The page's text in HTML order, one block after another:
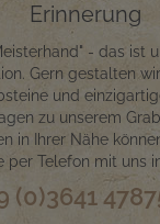
Erinnerung
- das ist
Gern gestalten
und
zu unserem
in Ihrer Nähe
per Telefon mit uns
(0)3641